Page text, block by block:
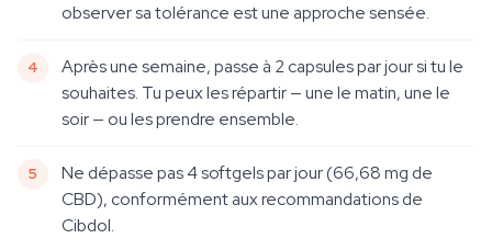
observer sa tolérance est une approche sensée.
Après une semaine, passe à 2 capsules par jour si tu le
souhaites. Tu peux les répartir — une le matin, une le
soir — ou les prendre ensemble.
Ne dépasse pas 4 softgels par jour (66,68 mg de
CBD), conformément aux recommandations de
Cibdol.